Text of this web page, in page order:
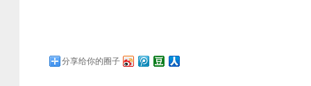
分享给你的圈子